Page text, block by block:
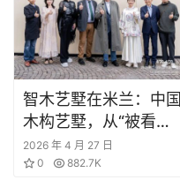
要
闻
公
司
财
智木艺墅在米兰：中国
木构艺墅，从“被看见”
到“被理解”
2026 年 4 月 27 日
0
882.7K